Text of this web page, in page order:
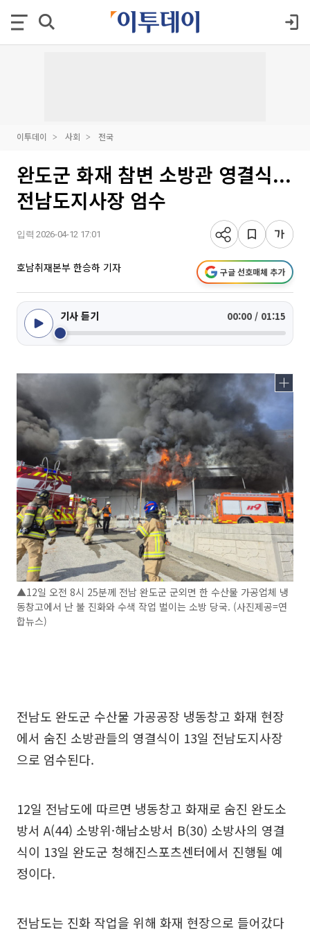
이투데이 사회 전국
완도군 화재 참변 소방관 영결식...
전남도지사장 엄수
입력 2026-04-12 17:01
호남취재본부 한승하 기자 구글 선호매체 추가
기사 듣기 00:00 / 01:15
▲12일 오전 8시 25분께 전남 완도군 군외면 한 수산물 가공업체 냉
동창고에서 난 불 진화와 수색 작업 벌이는 소방 당국. (사진제공=연
합뉴스)
전남도 완도군 수산물 가공공장 냉동창고 화재 현장
에서 숨진 소방관들의 영결식이 13일 전남도지사장
으로 엄수된다.
12일 전남도에 따르면 냉동창고 화재로 숨진 완도소
방서 A(44) 소방위·해남소방서 B(30) 소방사의 영결
식이 13일 완도군 청해진스포츠센터에서 진행될 예
정이다.
전남도는 진화 작업을 위해 화재 현장으로 들어갔다